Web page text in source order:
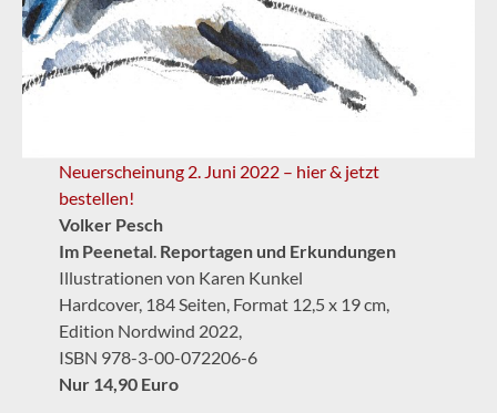
Neuerscheinung 2. Juni 2022 – hier & jetzt
bestellen!
Volker Pesch
Im Peenetal. Reportagen und Erkundungen
Illustrationen von Karen Kunkel
Hardcover, 184 Seiten, Format 12,5 x 19 cm,
Edition Nordwind 2022,
ISBN 978-3-00-072206-6
Nur 14,90 Euro